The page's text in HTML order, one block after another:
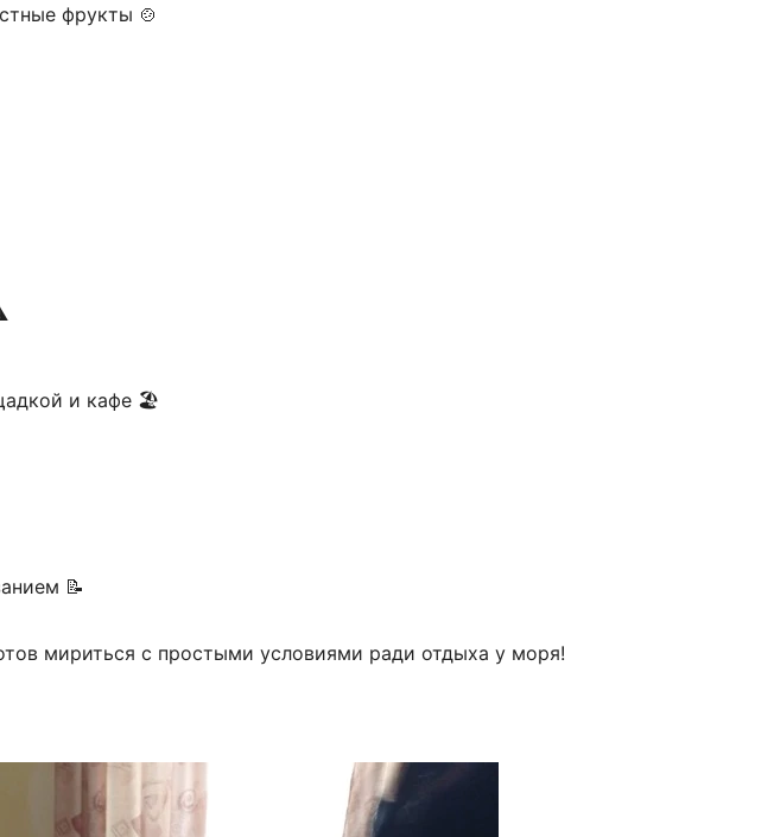
фрукты 🍲
и кафе 🏖️
📝
мириться с простыми условиями ради отдыха у моря!